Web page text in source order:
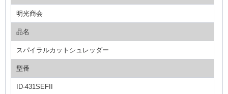
明光商会
品名
スパイラルカットシュレッダー
型番
ID-431SEFII